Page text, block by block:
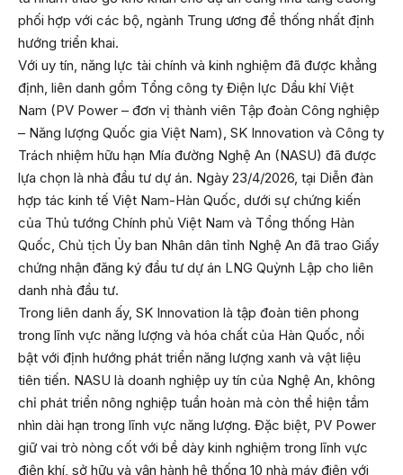
phối hợp với các bộ, ngành Trung ương để thống nhất định
hướng triển khai.
Với uy tín, năng lực tài chính và kinh nghiệm đã được khẳng
định, liên danh gồm Tổng công ty Điện lực Dầu khí Việt
Nam (PV Power – đơn vị thành viên Tập đoàn Công nghiệp
– Năng lượng Quốc gia Việt Nam), SK Innovation và Công ty
Trách nhiệm hữu hạn Mía đường Nghệ An (NASU) đã được
lựa chọn là nhà đầu tư dự án. Ngày 23/4/2026, tại Diễn đàn
hợp tác kinh tế Việt Nam-Hàn Quốc, dưới sự chứng kiến
của Thủ tướng Chính phủ Việt Nam và Tổng thống Hàn
Quốc, Chủ tịch Ủy ban Nhân dân tỉnh Nghệ An đã trao Giấy
chứng nhận đăng ký đầu tư dự án LNG Quỳnh Lập cho liên
danh nhà đầu tư.
Trong liên danh ấy, SK Innovation là tập đoàn tiên phong
trong lĩnh vực năng lượng và hóa chất của Hàn Quốc, nổi
bật với định hướng phát triển năng lượng xanh và vật liệu
tiên tiến. NASU là doanh nghiệp uy tín của Nghệ An, không
chỉ phát triển nông nghiệp tuần hoàn mà còn thể hiện tầm
nhìn dài hạn trong lĩnh vực năng lượng. Đặc biệt, PV Power
giữ vai trò nòng cốt với bề dày kinh nghiệm trong lĩnh vực
điện khí, sở hữu và vận hành hệ thống 10 nhà máy điện với